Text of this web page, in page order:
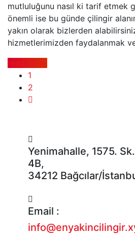
mutluluğunu nasıl ki tarif etmek
önemli ise bu günde çilingir
yakın olarak bizlerden
hizmetlerimizden faydalanmak
read more
1
2
Yenimahalle, 1575.
4B,
34212 Bağcılar/
Email :